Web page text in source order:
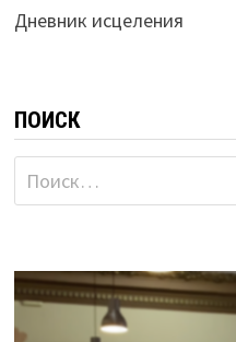
Дневник исцеления
ПОИСК
Найти: